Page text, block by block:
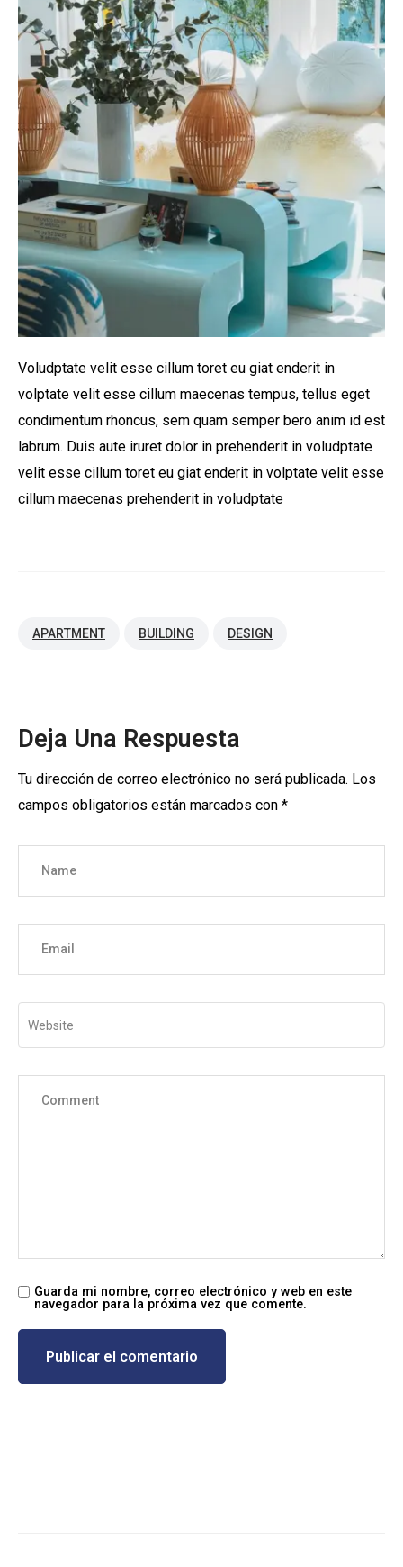
Voludptate velit esse cillum toret eu giat enderit in
volptate velit esse cillum maecenas tempus, tellus eget
condimentum rhoncus, sem quam semper bero anim id est
labrum. Duis aute iruret dolor in prehenderit in voludptate
velit esse cillum toret eu giat enderit in volptate velit esse
cillum maecenas prehenderit in voludptate
APARTMENT BUILDING DESIGN
Deja Una Respuesta
Tu dirección de correo electrónico no será publicada. Los
campos obligatorios están marcados con *
Guarda mi nombre, correo electrónico y web en este
navegador para la próxima vez que comente.